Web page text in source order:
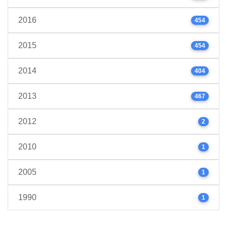
2016 454
2015 454
2014 404
2013 467
2012 2
2010 1
2005 1
1990 1